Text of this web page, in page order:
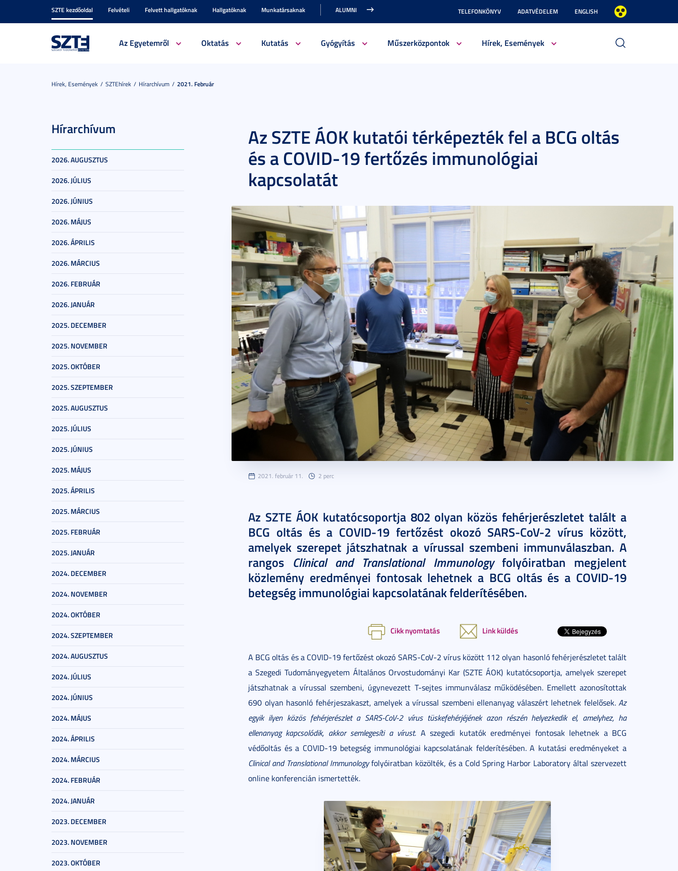
SZTE kezdőoldal Felvételi Felvett hallgatóknak Hallgatóknak Munkatársaknak ALUMNI TELEFONKÖNYV ADATVÉDELEM ENGLISH
Az Egyetemről Oktatás Kutatás Gyógyítás Műszerközpontok Hírek, Események
Hírek, Események SZTEhírek Hírarchívum 2021. Február
Hírarchívum
2026. AUGUSZTUS
2026. JÚLIUS
2026. JÚNIUS
2026. MÁJUS
2026. ÁPRILIS
2026. MÁRCIUS
2026. FEBRUÁR
2026. JANUÁR
2025. DECEMBER
2025. NOVEMBER
2025. OKTÓBER
2025. SZEPTEMBER
2025. AUGUSZTUS
2025. JÚLIUS
2025. JÚNIUS
2025. MÁJUS
2025. ÁPRILIS
2025. MÁRCIUS
2025. FEBRUÁR
2025. JANUÁR
2024. DECEMBER
2024. NOVEMBER
2024. OKTÓBER
2024. SZEPTEMBER
2024. AUGUSZTUS
2024. JÚLIUS
2024. JÚNIUS
2024. MÁJUS
2024. ÁPRILIS
2024. MÁRCIUS
2024. FEBRUÁR
2024. JANUÁR
2023. DECEMBER
2023. NOVEMBER
2023. OKTÓBER
Az SZTE ÁOK kutatói térképezték fel a BCG oltás
és a COVID-19 fertőzés immunológiai
kapcsolatát
2021. február 11. 2 perc
Az SZTE ÁOK kutatócsoportja 802 olyan közös fehérjerészletet talált a
BCG oltás és a COVID-19 fertőzést okozó SARS-CoV-2 vírus között,
amelyek szerepet játszhatnak a vírussal szembeni immunválaszban. A
rangos Clinical and Translational Immunologyfolyóiratban megjelent
közlemény eredményei fontosak lehetnek a BCG oltás és a COVID-19
betegség immunológiai kapcsolatának felderítésében.
Cikk nyomtatás Link küldés
A BCG oltás és a COVID-19 fertőzést okozó SARS-CoV-2 vírus között 112 olyan hasonló fehérjerészletet talált
a Szegedi Tudományegyetem Általános Orvostudományi Kar (SZTE ÁOK) kutatócsoportja, amelyek szerepet
játszhatnak a vírussal szembeni, úgynevezett T-sejtes immunválasz működésében. Emellett azonosítottak
690 olyan hasonló fehérjeszakaszt, amelyek a vírussal szembeni ellenanyag válaszért lehetnek felelősek. Az
egyik ilyen közös fehérjerészlet a SARS-CoV-2 vírus tüskefehérjéjének azon részén helyezkedik el, amelyhez, ha
ellenanyag kapcsolódik, akkor semlegesíti a vírust. A szegedi kutatók eredményei fontosak lehetnek a BCG
védőoltás és a COVID-19 betegség immunológiai kapcsolatának felderítésében. A kutatási eredményeket a
Clinical and Translational Immunologyfolyóiratban közölték, és a Cold Spring Harbor Laboratory által szervezett
online konferencián ismertették.